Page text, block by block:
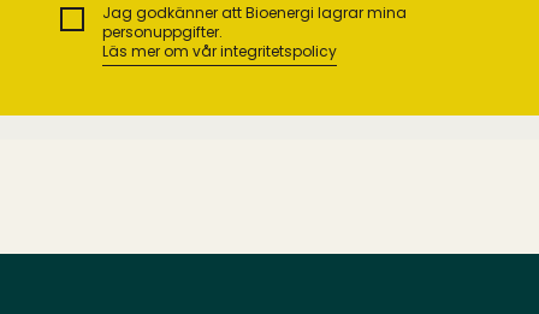
Jag godkänner att Bioenergi lagrar mina
personuppgifter.
Läs mer om vår integritetspolicy